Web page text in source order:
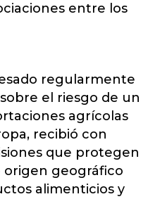
entre los
regularmente
el riesgo de un
agrícolas
recibió con
que protegen
origen geográfico
alimenticios y